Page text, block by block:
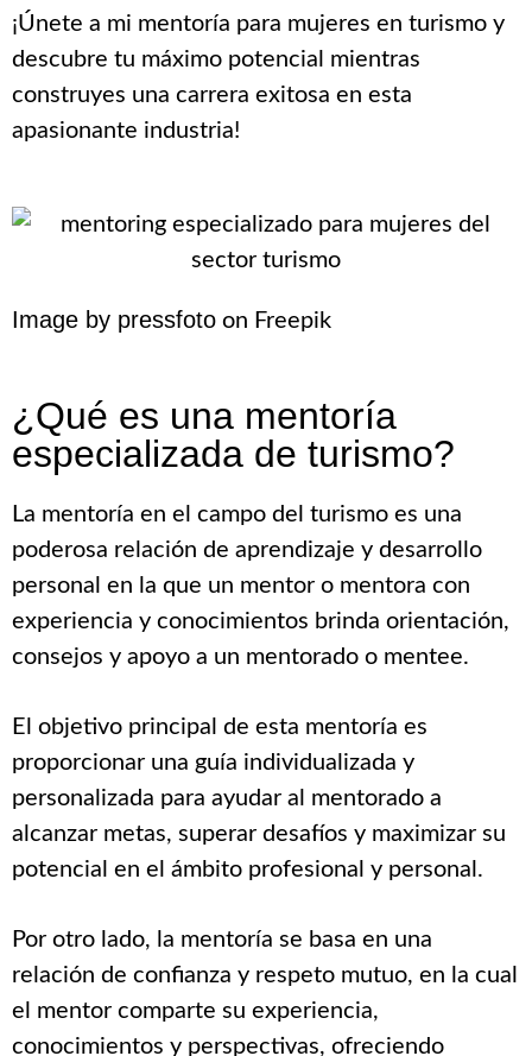
¡Únete a mi mentoría para mujeres en turismo y
descubre tu máximo potencial mientras
construyes una carrera exitosa en esta
apasionante industria!
Image by pressfoto on Freepik
¿Qué es una mentoría
especializada de turismo?
La mentoría en el campo del turismo es una
poderosa relación de aprendizaje y desarrollo
personal en la que un mentor o mentora con
experiencia y conocimientos brinda orientación,
consejos y apoyo a un mentorado o mentee.
El objetivo principal de esta mentoría es
proporcionar una guía individualizada y
personalizada para ayudar al mentorado a
alcanzar metas, superar desafíos y maximizar su
potencial en el ámbito profesional y personal.
Por otro lado, la mentoría se basa en una
relación de confianza y respeto mutuo, en la cual
el mentor comparte su experiencia,
conocimientos y perspectivas, ofreciendo